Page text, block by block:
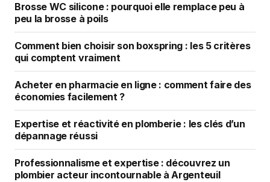
Brosse WC silicone : pourquoi elle remplace peu à
peu la brosse à poils
Comment bien choisir son boxspring : les 5 critères
qui comptent vraiment
Acheter en pharmacie en ligne : comment faire des
économies facilement ?
Expertise et réactivité en plomberie : les clés d’un
dépannage réussi
Professionnalisme et expertise : découvrez un
plombier acteur incontournable à Argenteuil